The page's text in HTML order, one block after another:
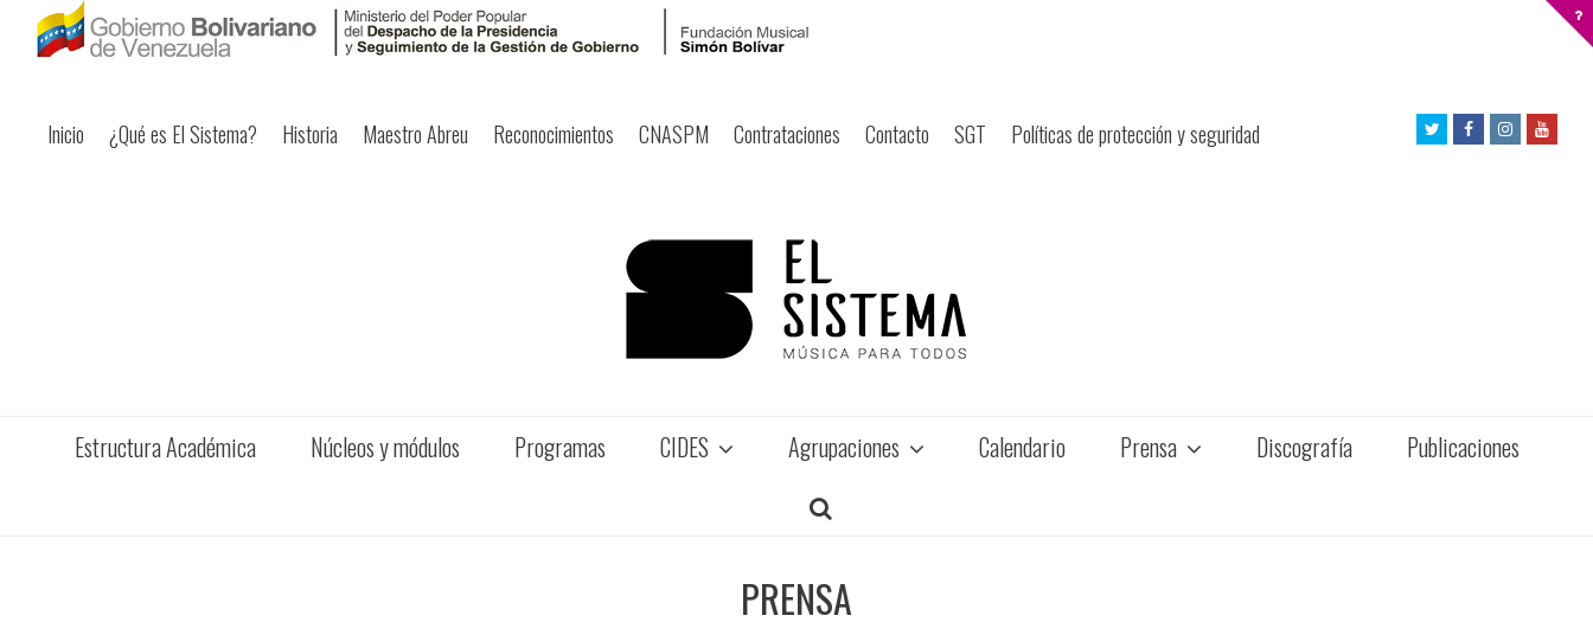
Inicio ¿Qué es El Sistema? Historia Maestro Abreu Reconocimientos CNASPM Contrataciones Contacto SGT Políticas de protección y seguridad
TwitterFacebookInstagram
Estructura Académica Núcleos y módulos Programas CIDES Agrupaciones Calendario Prensa Discografía Publicaciones
PRENSA